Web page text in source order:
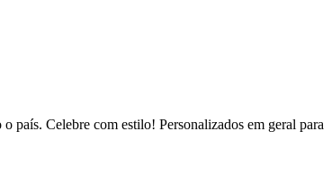
país. Celebre com estilo! Personalizados em geral para